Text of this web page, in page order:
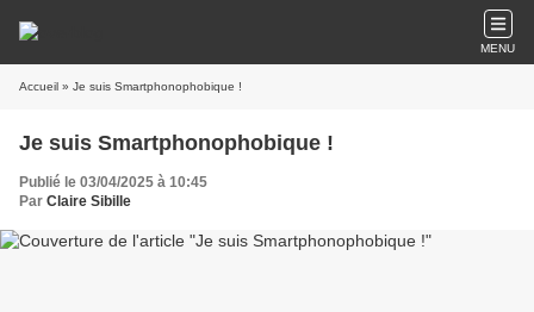
MENU
Accueil » Je suis Smartphonophobique !
Je suis Smartphonophobique !
Publié le 03/04/2025 à 10:45
Par Claire Sibille